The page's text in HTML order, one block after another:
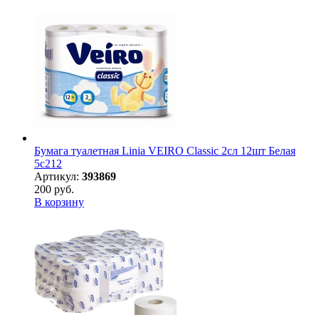
Бумага туалетная Linia VEIRO Classic 2сл 12шт Белая
5с212
Артикул: 393869
200 руб.
В корзину